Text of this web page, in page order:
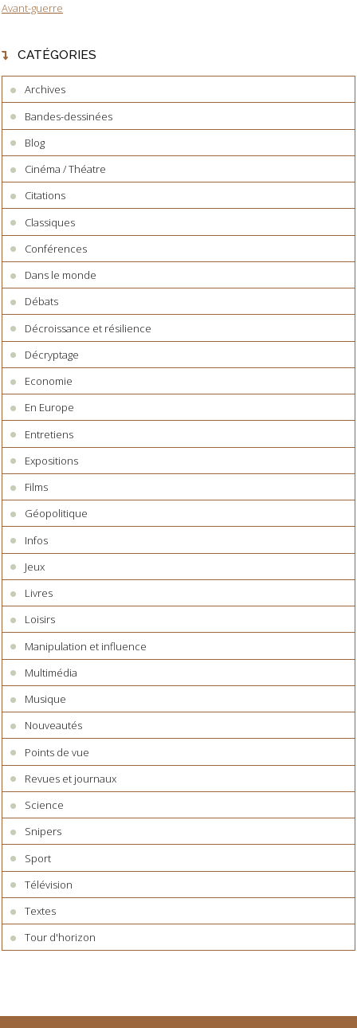
Avant-guerre
CATÉGORIES
Archives
Bandes-dessinées
Blog
Cinéma / Théatre
Citations
Classiques
Conférences
Dans le monde
Débats
Décroissance et résilience
Décryptage
Economie
En Europe
Entretiens
Expositions
Films
Géopolitique
Infos
Jeux
Livres
Loisirs
Manipulation et influence
Multimédia
Musique
Nouveautés
Points de vue
Revues et journaux
Science
Snipers
Sport
Télévision
Textes
Tour d'horizon